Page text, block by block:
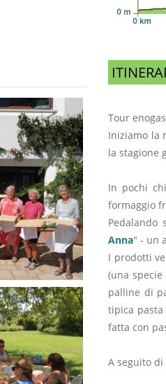
Tour
Iniziamo la
la stagione
In pochi
formaggio
Pedalando
Anna" - un
I prodotti
(una
palline di
tipica pasta
fatta con
A seguito